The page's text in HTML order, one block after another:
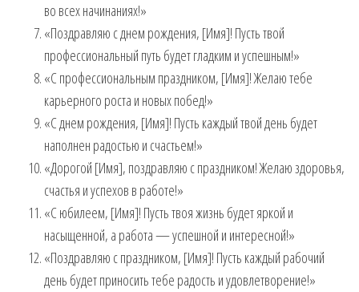
во всех начинаниях!»
«Поздравляю с днем рождения, [Имя]! Пусть твой
профессиональный путь будет гладким и успешным!»
«С профессиональным праздником, [Имя]! Желаю тебе
карьерного роста и новых побед!»
«С днем рождения, [Имя]! Пусть каждый твой день будет
наполнен радостью и счастьем!»
«Дорогой [Имя], поздравляю с праздником! Желаю здоровья,
счастья и успехов в работе!»
«С юбилеем, [Имя]! Пусть твоя жизнь будет яркой и
насыщенной, а работа — успешной и интересной!»
«Поздравляю с праздником, [Имя]! Пусть каждый рабочий
день будет приносить тебе радость и удовлетворение!»